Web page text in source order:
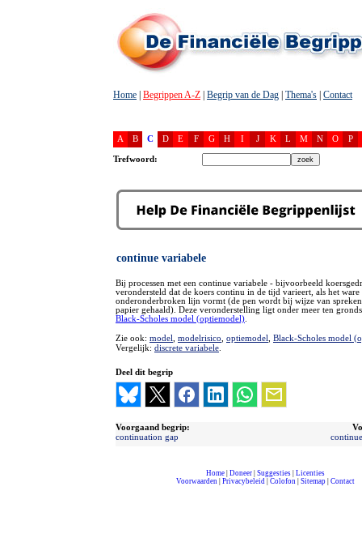
Home Begrippen A-Z Begrip van de Dag Thema's Contact
A B C D E F G H I J K L M N O P
Trefwoord:
continue variabele
Bij processen met een continue variabele - bijvoorbeeld
verondersteld dat de koers continu in de tijd varieert, als het ware
onderonderbroken lijn vormt (de pen wordt bij wijze van
papier gehaald). Deze veronderstelling ligt onder meer ten
Black-Scholes model (optiemodel)
Zie ook: model modelrisico optiemodel Black-Scholes model
Vergelijk: discrete variabele
Deel dit begrip
Voorgaand begrip:
continuation gap
Home| Doneer| Suggesties| Licenties
Voorwaarden| Privacybeleid| Colofon| Sitemap| Contact